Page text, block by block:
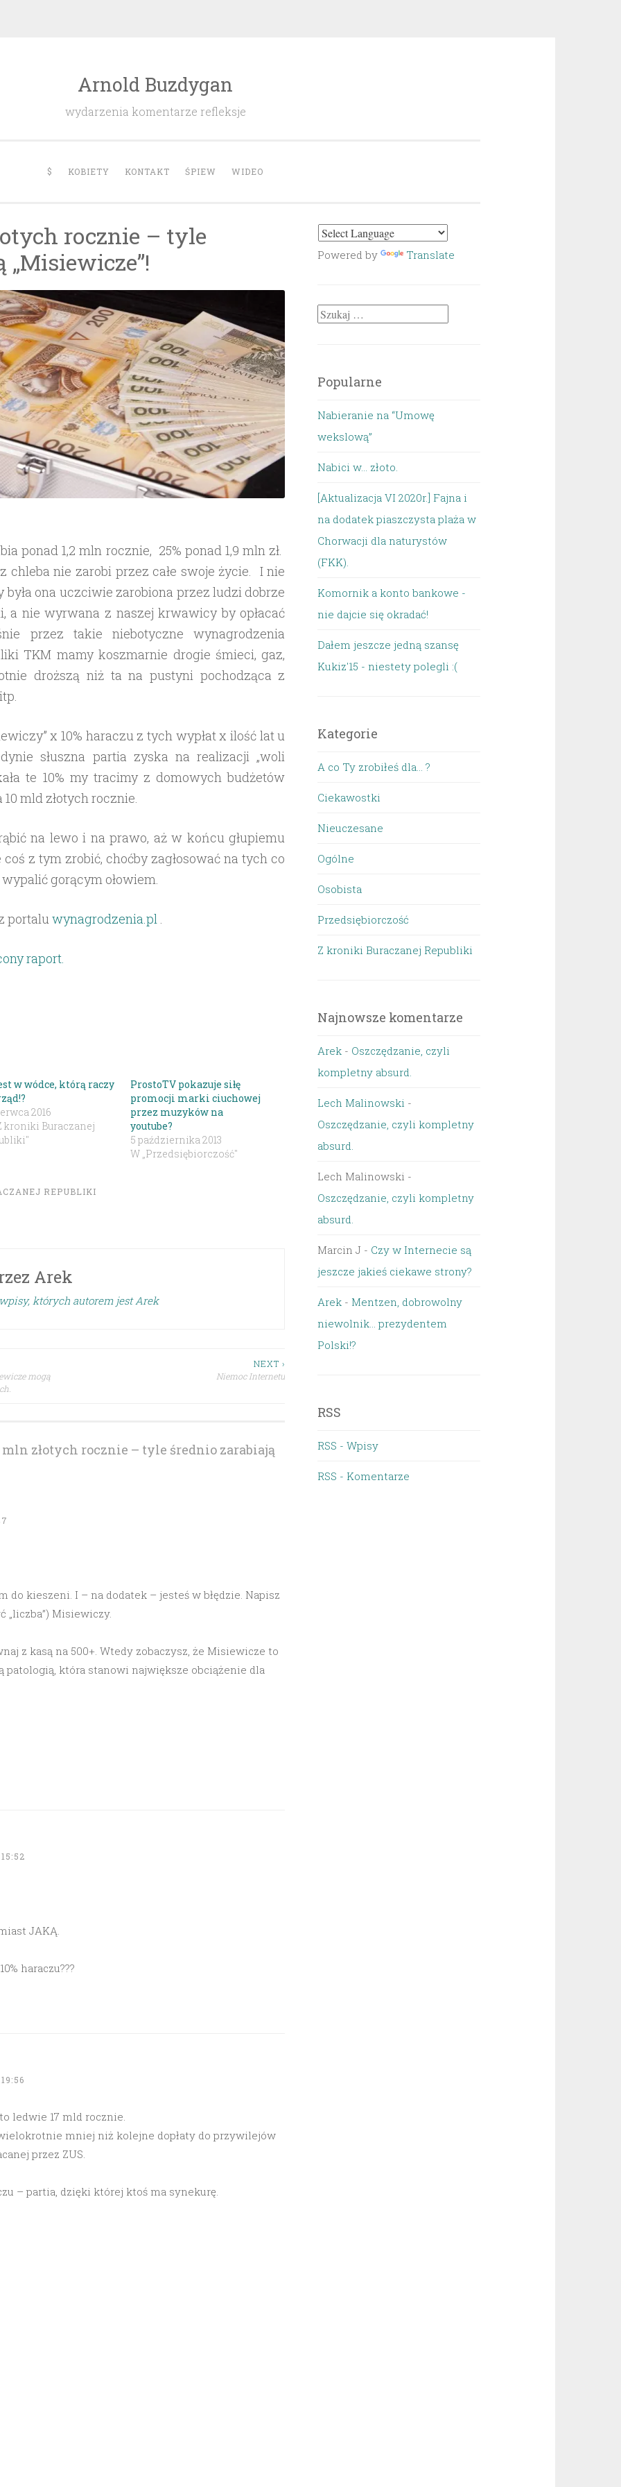
Arnold Buzdygan
wydarzenia komentarze refleksje
$ KOBIETY KONTAKT ŚPIEW WIDEO
rocznie – tyle
ponad 1,2 mln rocznie, 25% ponad 1,9 mln zł.
chleba nie zarobi przez całe swoje życie. I nie
była ona uczciwie zarobiona przez ludzi dobrze
a nie wyrwana z naszej krwawicy by opłacać
przez takie niebotyczne wynagrodzenia
TKM mamy koszmarnie drogie śmieci, gaz,
droższą niż ta na pustyni pochodząca z
x 10% haraczu z tych wypłat x ilość lat u
słuszna partia zyska na realizacji „woli
te 10% my tracimy z domowych budżetów
mld złotych rocznie.
na lewo i na prawo, aż w końcu głupiemu
z tym zrobić, choćby zagłosować na tych co
gorącym ołowiem.
portaluwynagrodzenia.pl .
raport.
w wódce, którą raczy
2016
kroniki Buraczanej
ProstoTV pokazuje siłę
promocji marki ciuchowej
przez muzyków na
youtube?
5 października 2013
W „Przedsiębiorczość"
REPUBLIKI
Arek
których autorem jest Arek
mogą
NEXT ›
Niemoc Internetu
mln złotych rocznie – tyle średnio zarabiają
do kieszeni. I – na dodatek – jesteś w błędzie. Napisz
„liczba”) Misiewiczy.
z kasą na 500+. Wtedy zobaczysz, że Misiewicze to
która stanowi największe obciążenie dla
JAKĄ.
haraczu???
ledwie 17 mld rocznie.
mniej niż kolejne dopłaty do przywilejów
przez ZUS.
– partia, dzięki której ktoś ma synekurę.
Powered by Translate
Szukaj:
Popularne
Nabieranie na “Umowę
wekslową”
Nabici w... złoto.
[Aktualizacja VI 2020r.] Fajna i
na dodatek piaszczysta plaża w
Chorwacji dla naturystów
(FKK).
Komornik a konto bankowe -
nie dajcie się okradać!
Dałem jeszcze jedną szansę
Kukiz'15 - niestety polegli :(
Kategorie
A co Ty zrobiłeś dla… ?
Ciekawostki
Nieuczesane
Ogólne
Osobista
Przedsiębiorczość
Z kroniki Buraczanej Republiki
Najnowsze komentarze
Arek - Oszczędzanie, czyli
kompletny absurd.
Lech Malinowski -
Oszczędzanie, czyli kompletny
absurd.
Lech Malinowski -
Oszczędzanie, czyli kompletny
absurd.
Marcin J - Czy w Internecie są
jeszcze jakieś ciekawe strony?
Arek - Mentzen, dobrowolny
niewolnik… prezydentem
Polski!?
RSS
RSS - Wpisy
RSS - Komentarze